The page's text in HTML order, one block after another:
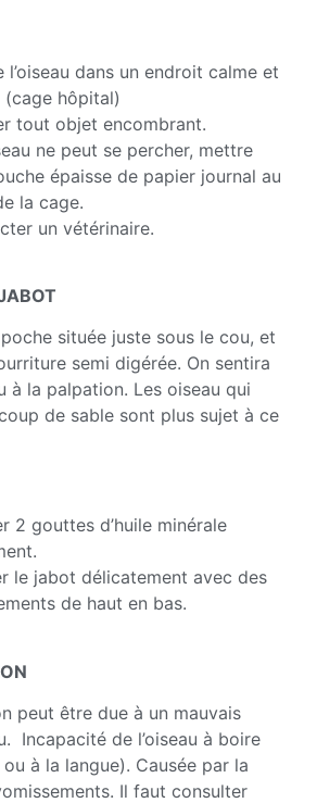
l’oiseau dans un endroit calme et
(cage hôpital)
tout objet encombrant.
ne peut se percher, mettre
épaisse de papier journal au
la cage.
un vétérinaire.
située juste sous le cou, et
semi digérée. On sentira
à la palpation. Les oiseau qui
de sable sont plus sujet à ce
2 gouttes d’huile minérale
le jabot délicatement avec des
de haut en bas.
peut être due à un mauvais
Incapacité de l’oiseau à boire
à la langue). Causée par la
Il faut consulter